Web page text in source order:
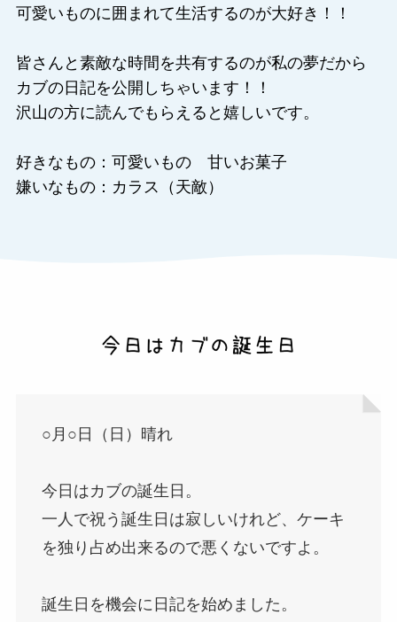
可愛いものに囲まれて生活するのが大好き！！
皆さんと素敵な時間を共有するのが私の夢だから
カブの日記を公開しちゃいます！！
沢山の方に読んでもらえると嬉しいです。
好きなもの：可愛いもの 甘いお菓子
嫌いなもの：カラス（天敵）
○月○日（日）晴れ
今日はカブの誕生日。
一人で祝う誕生日は寂しいけれど、ケーキ
を独り占め出来るので悪くないですよ。
誕生日を機会に日記を始めました。